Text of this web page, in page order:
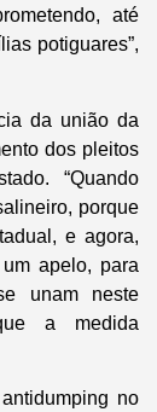
até
potiguares”,
da união da
dos pleitos
“Quando
porque
e agora,
apelo, para
unam neste
a medida
no